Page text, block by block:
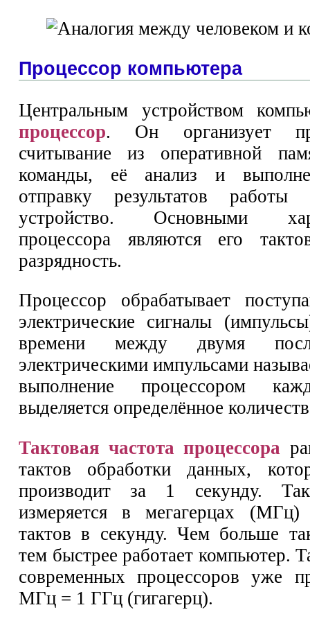
Процессор компьютера
Центральным устройством
процессор. Он организует
считывание из оперативной
команды, её анализ и
отправку результатов работы
устройство. Основными
процессора являются его
разрядность.
Процессор обрабатывает
электрические сигналы
времени между двумя
электрическими импульсами
выполнение процессором
выделяется определённое
Тактовая частота процессора
тактов обработки данных,
производит за 1 секунду.
измеряется в мегагерцах
тактов в секунду. Чем больше
тем быстрее работает компьютер.
современных процессоров уже
МГц = 1 ГГц (гигагерц).